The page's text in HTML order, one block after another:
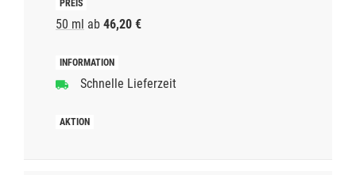
50 ml ab 46,20 €
Schnelle Lieferzeit